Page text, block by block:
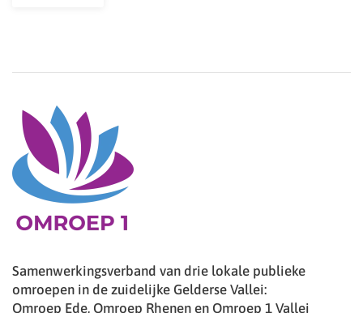
Samenwerkingsverband van drie lokale publieke
omroepen in de zuidelijke Gelderse Vallei:
Omroep Ede, Omroep Rhenen en Omroep 1 Vallei